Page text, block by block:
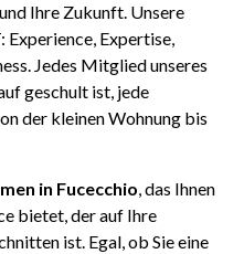
Ihre Zukunft. Unsere
Expertise,
Jedes Mitglied unseres
geschult ist, jede
der kleinen Wohnung bis
in Fucecchio, das Ihnen
bietet, der auf Ihre
ist. Egal, ob Sie eine